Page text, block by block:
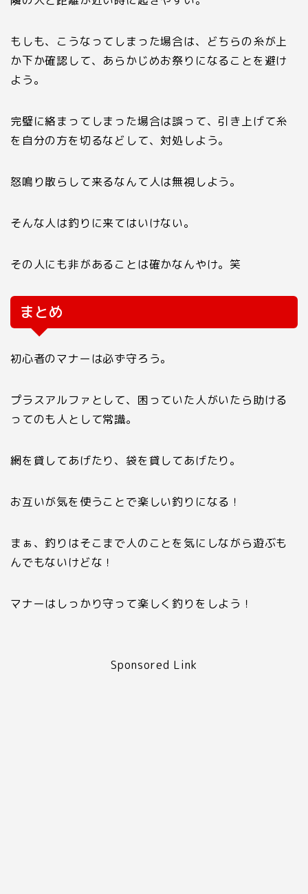
もしも、こうなってしまった場合は、どちらの糸が上
か下か確認して、あらかじめお祭りになることを避け
よう。
完璧に絡まってしまった場合は誤って、引き上げて糸
を自分の方を切るなどして、対処しよう。
怒鳴り散らして来るなんて人は無視しよう。
そんな人は釣りに来てはいけない。
その人にも非があることは確かなんやけ。笑
まとめ
初心者のマナーは必ず守ろう。
プラスアルファとして、困っていた人がいたら助ける
ってのも人として常識。
網を貸してあげたり、袋を貸してあげたり。
お互いが気を使うことで楽しい釣りになる！
まぁ、釣りはそこまで人のことを気にしながら遊ぶも
んでもないけどな！
マナーはしっかり守って楽しく釣りをしよう！
Sponsored Link